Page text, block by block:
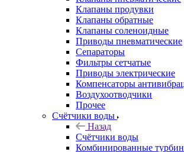
Клапаны продувки
Клапаны обратные
Клапаны соленоидные
Приводы пневматические
Сепараторы
Фильтры сетчатые
Приводы электрические
Компенсаторы
Воздухоотводчики
Прочее
Счётчики воды
Назад
Счётчики воды
Комбинированные